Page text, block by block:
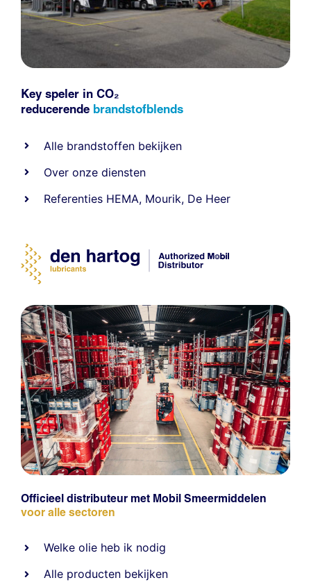
Key speler in CO₂
reducerende brandstofblends
Alle brandstoffen bekijken
Over onze diensten
Referenties HEMA, Mourik, De Heer
Officieel distributeur met Mobil Smeermiddelen
voor alle sectoren
Welke olie heb ik nodig
Alle producten bekijken